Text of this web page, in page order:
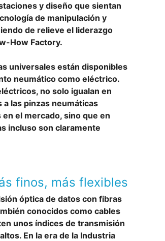
y diseño que sientan
de manipulación y
de relieve el liderazgo
How Factory.
universales están disponibles
neumático como eléctrico.
no solo igualan en
las pinzas neumáticas
el mercado, sino que en
incluso son claramente
finos, más flexibles
óptica de datos con fibras
conocidos como cables
unos índices de transmisión
En la era de la Industria